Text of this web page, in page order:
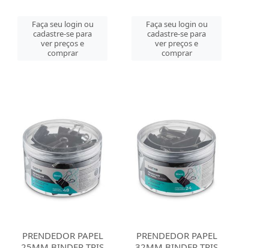
Faça seu login ou
cadastre-se para
ver preços e
comprar
Faça seu login ou
cadastre-se para
ver preços e
comprar
PRENDEDOR PAPEL
PRENDEDOR PAPEL